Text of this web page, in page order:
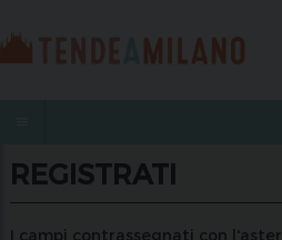
REGISTRATI
I campi contrassegnati con